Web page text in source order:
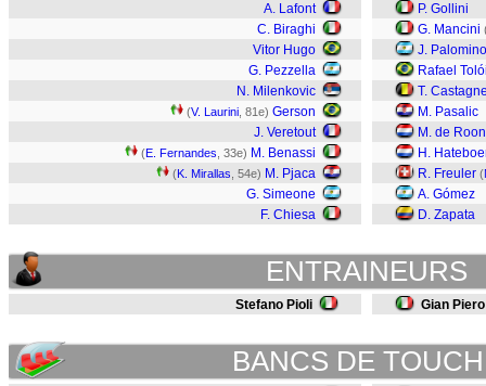
A. Lafont
C. Biraghi
Vitor Hugo
G. Pezzella
N. Milenkovic
(V. Laurini , 81e) Gerson
J. Veretout
(E. Fernandes , 33e) M. Benassi
(K. Mirallas , 54e) M. Pjaca
G. Simeone
F. Chiesa
P. Gollini
G. Mancini
J. Palomino
Rafael
T.
M. Pasalic
M. de Roon
H.
R. Freuler (
A. Gómez
D. Zapata
ENTRAINEURS
Stefano Pioli Gian
BANCS DE